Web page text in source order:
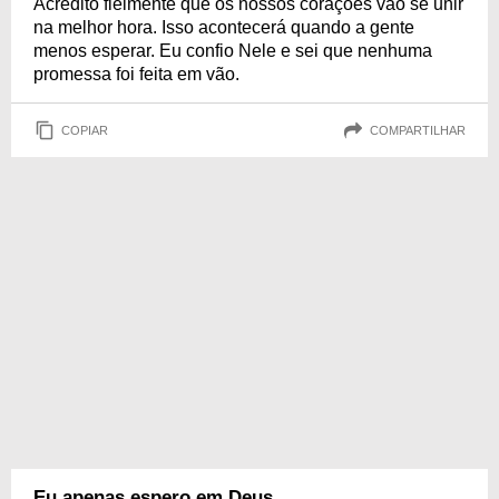
Acredito fielmente que os nossos corações vão se unir
na melhor hora. Isso acontecerá quando a gente
menos esperar. Eu confio Nele e sei que nenhuma
promessa foi feita em vão.
COPIAR COMPARTILHAR